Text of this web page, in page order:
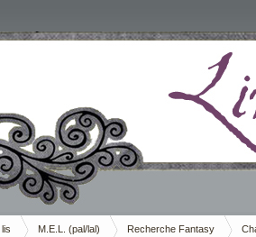
M.E.L. (pal/lal) Recherche Fantasy